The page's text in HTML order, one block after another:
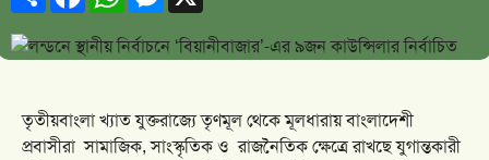
তৃতীয়বাংলা খ্যাত যুক্তরাজ্যে তৃণমূল থেকে মূলধারায় বাংলাদেশী
প্রবাসীরা সামাজিক, সাংস্কৃতিক ও রাজনৈতিক ক্ষেত্রে রাখছে যুগান্তকারী